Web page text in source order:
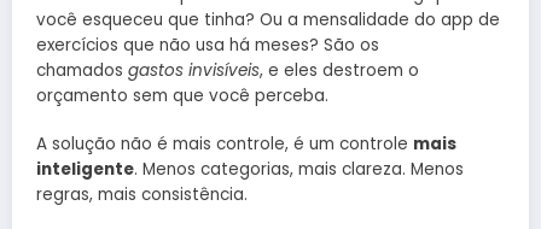
você esqueceu que tinha? Ou a mensalidade do app de
exercícios que não usa há meses? São os
chamados gastos invisíveis, e eles destroem o
orçamento sem que você perceba.
A solução não é mais controle, é um controle mais
inteligente. Menos categorias, mais clareza. Menos
regras, mais consistência.